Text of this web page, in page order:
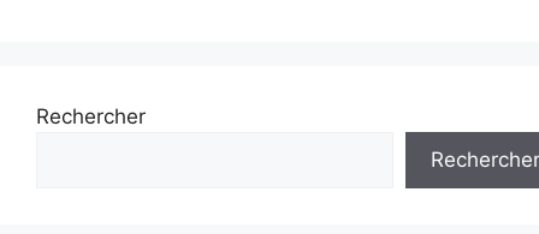
Rechercher
Rechercher